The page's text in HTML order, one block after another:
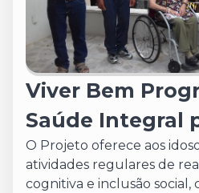
Viver Bem
Saúde Integral
do Abrigo dos
Tubarao
O Projeto oferece aos
atividades regulares de
cognitiva e inclusão social,